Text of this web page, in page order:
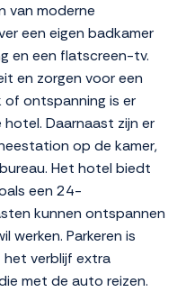
van moderne
een eigen badkamer
en een flatscreen-tv.
en zorgen voor een
of ontspanning is er
Daarnaast zijn er
op de kamer,
Het hotel biedt
een 24-
kunnen ontspannen
werken. Parkeren is
het verblijf extra
met de auto reizen.